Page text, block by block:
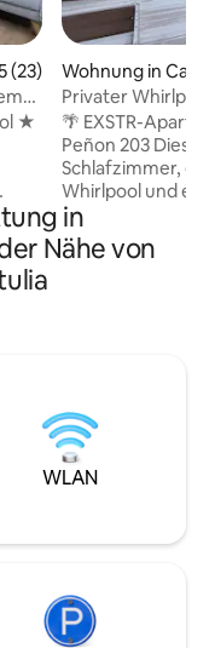
(23)
★
Wohnung in Cali
Privater
• El Peñon
🌴 EXSTR-
Peñon 203 Diese Unterkunft mit einem
Schlafzimmer,
Whirlpool und
perfekte Wahl für
oder digitale
Registerkarten
Gegend mit
Minuten. Colonial
drei Blocks
in
Nähe von
WLAN